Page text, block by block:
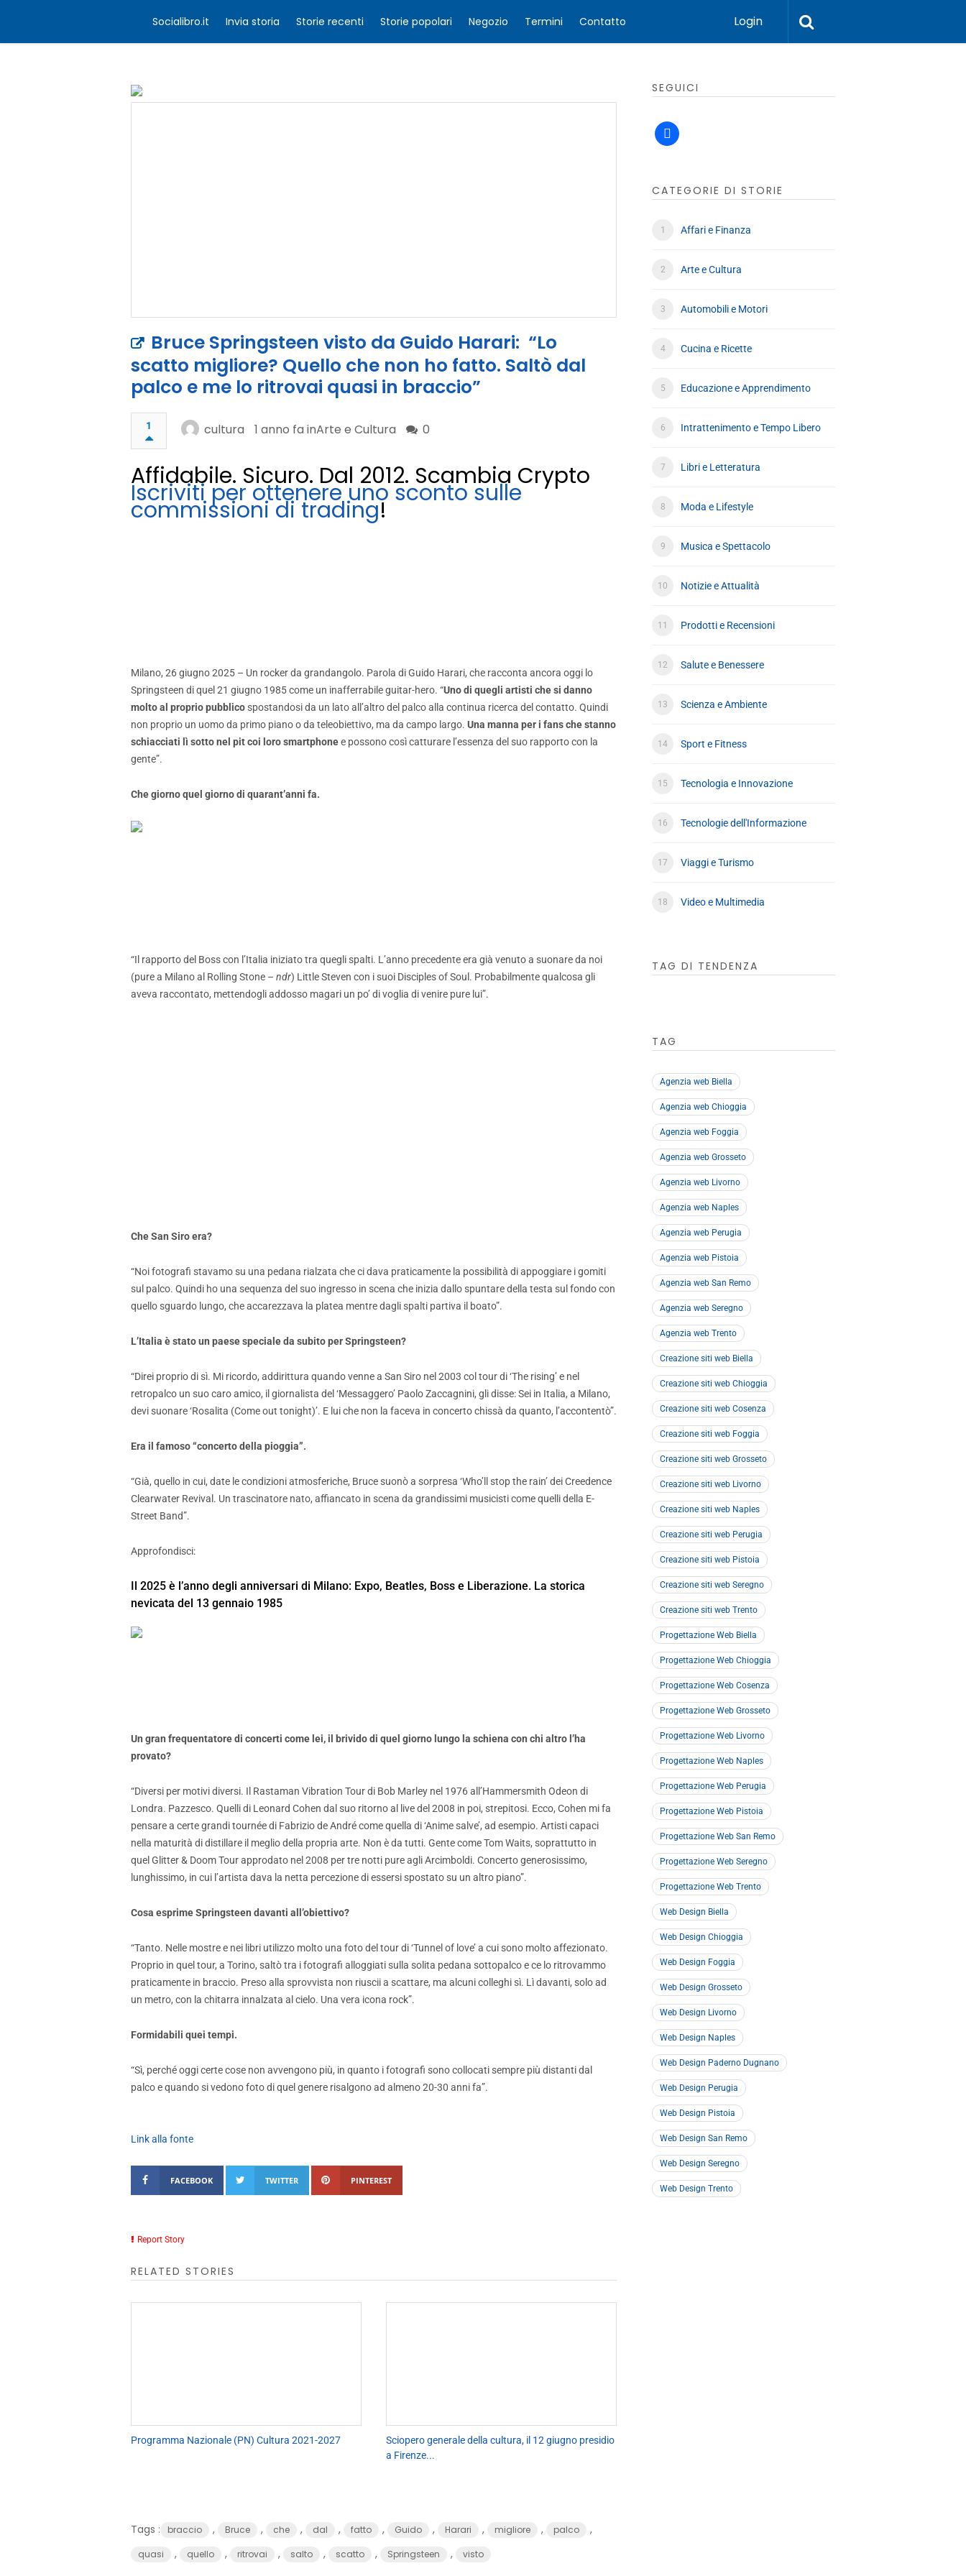
Socialibro.it Invia storia Storie recenti Storie popolari Negozio Termini Contatto Login
Bruce Springsteen visto da Guido Harari: “Lo
scatto migliore? Quello che non ho fatto. Saltò dal
palco e me lo ritrovai quasi in braccio”
1 cultura 1 anno fa inArte e Cultura 0
Affidabile. Sicuro. Dal 2012. Scambia Crypto
Iscriviti per ottenere uno sconto sulle
commissioni di trading!
Milano, 26 giugno 2025 – Un rocker da grandangolo. Parola di Guido Harari, che racconta ancora oggi lo
Springsteen di quel 21 giugno 1985 come un inafferrabile guitar-hero. “Uno di quegli artisti che si danno
molto al proprio pubblico spostandosi da un lato all’altro del palco alla continua ricerca del contatto. Quindi
non proprio un uomo da primo piano o da teleobiettivo, ma da campo largo. Una manna per i fans che stanno
schiacciati lì sotto nel pit coi loro smartphonee possono così catturare l’essenza del suo rapporto con la
gente”.
Che giorno quel giorno di quarant’anni fa.
“Il rapporto del Boss con l’Italia iniziato tra quegli spalti. L’anno precedente era già venuto a suonare da noi
(pure a Milano al Rolling Stone – ndr) Little Steven con i suoi Disciples of Soul. Probabilmente qualcosa gli
aveva raccontato, mettendogli addosso magari un po’ di voglia di venire pure lui”.
Che San Siro era?
“Noi fotografi stavamo su una pedana rialzata che ci dava praticamente la possibilità di appoggiare i gomiti
sul palco. Quindi ho una sequenza del suo ingresso in scena che inizia dallo spuntare della testa sul fondo con
quello sguardo lungo, che accarezzava la platea mentre dagli spalti partiva il boato”.
L’Italia è stato un paese speciale da subito per Springsteen?
“Direi proprio di sì. Mi ricordo, addirittura quando venne a San Siro nel 2003 col tour di ‘The rising’ e nel
retropalco un suo caro amico, il giornalista del ‘Messaggero’ Paolo Zaccagnini, gli disse: Sei in Italia, a Milano,
devi suonare ‘Rosalita (Come out tonight)’. E lui che non la faceva in concerto chissà da quanto, l’accontentò”.
Era il famoso “concerto della pioggia”.
“Già, quello in cui, date le condizioni atmosferiche, Bruce suonò a sorpresa ‘Who’ll stop the rain’ dei Creedence
Clearwater Revival. Un trascinatore nato, affiancato in scena da grandissimi musicisti come quelli della E-
Street Band”.
Approfondisci:
Il 2025 è l’anno degli anniversari di Milano: Expo, Beatles, Boss e Liberazione. La storica
nevicata del 13 gennaio 1985
Un gran frequentatore di concerti come lei, il brivido di quel giorno lungo la schiena con chi altro l’ha
provato?
“Diversi per motivi diversi. Il Rastaman Vibration Tour di Bob Marley nel 1976 all’Hammersmith Odeon di
Londra. Pazzesco. Quelli di Leonard Cohen dal suo ritorno al live del 2008 in poi, strepitosi. Ecco, Cohen mi fa
pensare a certe grandi tournée di Fabrizio de André come quella di ‘Anime salve’, ad esempio. Artisti capaci
nella maturità di distillare il meglio della propria arte. Non è da tutti. Gente come Tom Waits, soprattutto in
quel Glitter & Doom Tour approdato nel 2008 per tre notti pure agli Arcimboldi. Concerto generosissimo,
lunghissimo, in cui l’artista dava la netta percezione di essersi spostato su un altro piano”.
Cosa esprime Springsteen davanti all’obiettivo?
“Tanto. Nelle mostre e nei libri utilizzo molto una foto del tour di ‘Tunnel of love’ a cui sono molto affezionato.
Proprio in quel tour, a Torino, saltò tra i fotografi alloggiati sulla solita pedana sottopalco e ce lo ritrovammo
praticamente in braccio. Preso alla sprovvista non riuscii a scattare, ma alcuni colleghi sì. Lì davanti, solo ad
un metro, con la chitarra innalzata al cielo. Una vera icona rock”.
Formidabili quei tempi.
“Sì, perché oggi certe cose non avvengono più, in quanto i fotografi sono collocati sempre più distanti dal
palco e quando si vedono foto di quel genere risalgono ad almeno 20-30 anni fa”.
Link alla fonte
FACEBOOK TWITTER PINTEREST
Report Story
RELATED STORIES
Programma Nazionale (PN) Cultura 2021-2027
Sciopero generale della cultura, il 12 giugno presidio
a Firenze...
Tags : braccio , Bruce , che , dal , fatto , Guido , Harari , migliore , palco ,
quasi , quello , ritrovai , salto , scatto , Springsteen , visto
SEGUICI
facebook
CATEGORIE DI STORIE
Affari e Finanza
Arte e Cultura
Automobili e Motori
Cucina e Ricette
Educazione e Apprendimento
Intrattenimento e Tempo Libero
Libri e Letteratura
Moda e Lifestyle
Musica e Spettacolo
Notizie e Attualità
Prodotti e Recensioni
Salute e Benessere
Scienza e Ambiente
Sport e Fitness
Tecnologia e Innovazione
Tecnologie dell'Informazione
Viaggi e Turismo
Video e Multimedia
TAG DI TENDENZA
TAG
Agenzia web Biella
Agenzia web Chioggia
Agenzia web Foggia
Agenzia web Grosseto
Agenzia web Livorno
Agenzia web Naples
Agenzia web Perugia
Agenzia web Pistoia
Agenzia web San Remo
Agenzia web Seregno
Agenzia web Trento
Creazione siti web Biella
Creazione siti web Chioggia
Creazione siti web Cosenza
Creazione siti web Foggia
Creazione siti web Grosseto
Creazione siti web Livorno
Creazione siti web Naples
Creazione siti web Perugia
Creazione siti web Pistoia
Creazione siti web Seregno
Creazione siti web Trento
Progettazione Web Biella
Progettazione Web Chioggia
Progettazione Web Cosenza
Progettazione Web Grosseto
Progettazione Web Livorno
Progettazione Web Naples
Progettazione Web Perugia
Progettazione Web Pistoia
Progettazione Web San Remo
Progettazione Web Seregno
Progettazione Web Trento
Web Design Biella
Web Design Chioggia
Web Design Foggia
Web Design Grosseto
Web Design Livorno
Web Design Naples
Web Design Paderno Dugnano
Web Design Perugia
Web Design Pistoia
Web Design San Remo
Web Design Seregno
Web Design Trento